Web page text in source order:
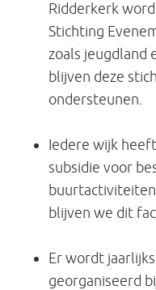
Ridderkerk
Stichting
zoals jeugdland
blijven deze
ondersteunen.
Iedere wijk
subsidie voor
blijven we dit
Er wordt
georganiseerd